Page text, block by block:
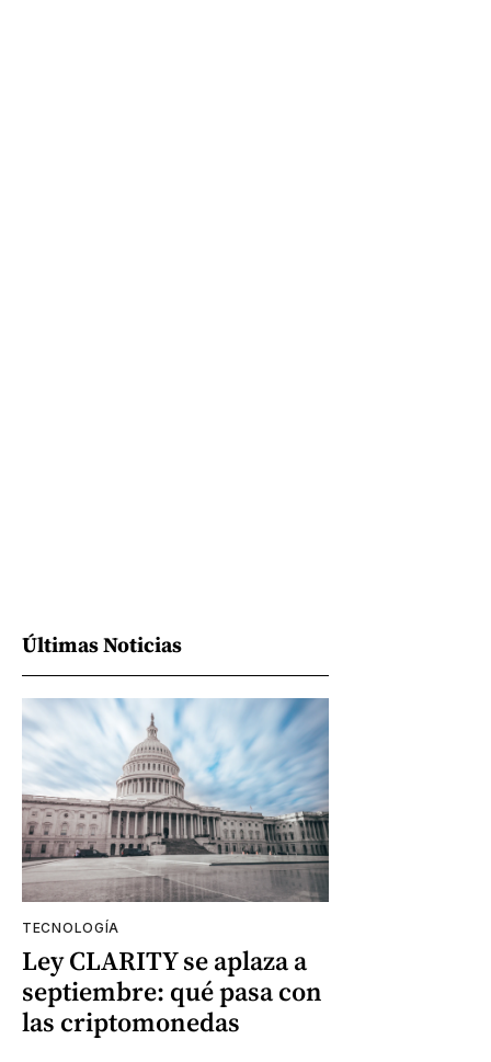
Últimas Noticias
TECNOLOGÍA
Ley CLARITY se aplaza a
septiembre: qué pasa con
las criptomonedas